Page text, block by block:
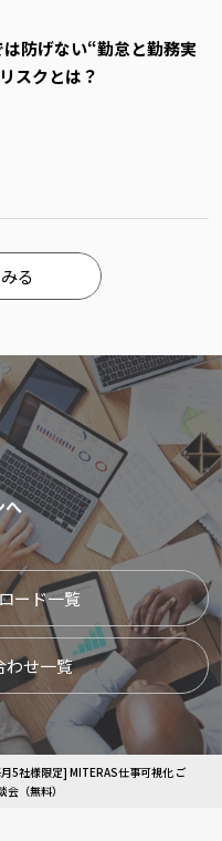
は防げない“勤怠と勤務実
スクとは？
る
へ
ード一覧
わせ一覧
5社様限定] MITERAS仕事可視化 ご
会（無料）